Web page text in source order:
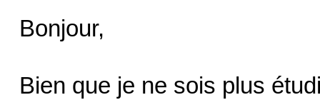
Bonjour,
Bien que je ne sois plus